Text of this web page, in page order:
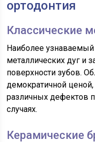
ортодонтия
Классические
Наиболее узнаваемый
металлических дуг и
поверхности зубов.
демократичной
различных дефектов
случаях.
Керамические